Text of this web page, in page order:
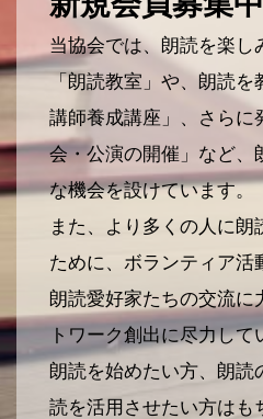
当協会では、朗読を楽し
「朗読教室」や、朗読を
講師養成講座」、さらに
会・公演の開催」など、
な機会を設けています。
また、より多くの人に朗
ために、ボランティア活
朗読愛好家たちの交流に
トワーク創出に尽力して
朗読を始めたい方、朗読
読を活用させたい方はも